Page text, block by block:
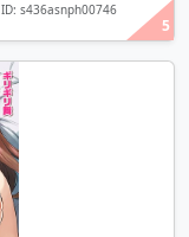
5
ID: s436asnph00746